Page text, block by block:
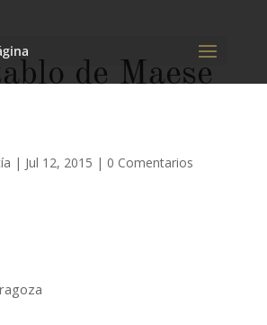
de Maese
| Jul 12, 2015 | 0 Comentarios